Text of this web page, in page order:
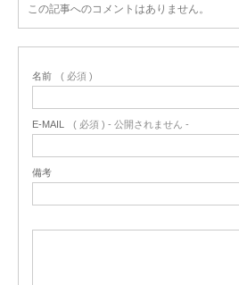
この記事へのコメントはありません。
名前 ( 必須 )
E-MAIL ( 必須 ) - 公開されません -
備考